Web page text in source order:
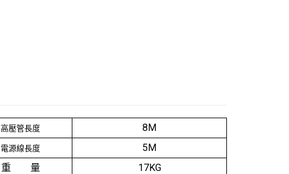
高壓管長度
8M
電源線長度
5M
重 量
17KG